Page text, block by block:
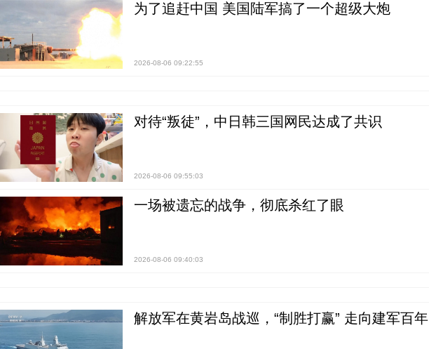
为了追赶中国 美国陆军搞了一个超级大炮
2026-08-06 09:22:55
对待“叛徒”，中日韩三国网民达成了共识
2026-08-06 09:55:03
一场被遗忘的战争，彻底杀红了眼
2026-08-06 09:40:03
解放军在黄岩岛战巡，“制胜打赢” 走向建军百年